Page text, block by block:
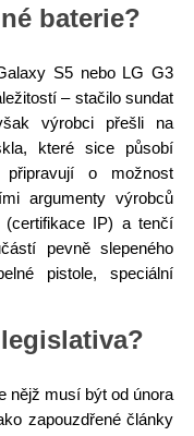
baterie?
S5 nebo LG G3
– stačilo sundat
výrobci přešli na
které sice působí
připravují o možnost
argumenty výrobců
IP) a tenčí
pevně slepeného
pistole, speciální
nějž musí být od února
zapouzdřené články